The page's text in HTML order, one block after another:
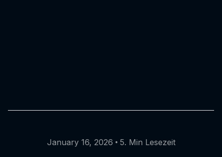
January 16, 2026 • 5. Min Lesezeit